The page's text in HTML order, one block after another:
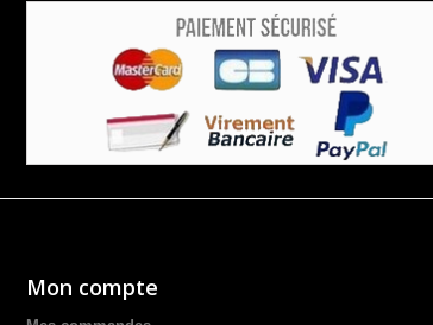
Mon compte